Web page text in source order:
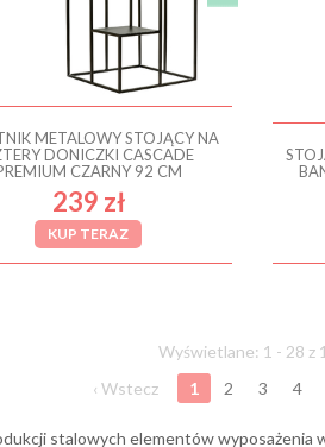
METALOWY STOJĄCY NA
DONICZKI CASCADE
CZARNY 92 CM
239 zł
KUP TERAZ
Wyświetlane: 1 - 28 z
‹ Wstecz
1 2 3 4
stalowych elementów wyposażenia